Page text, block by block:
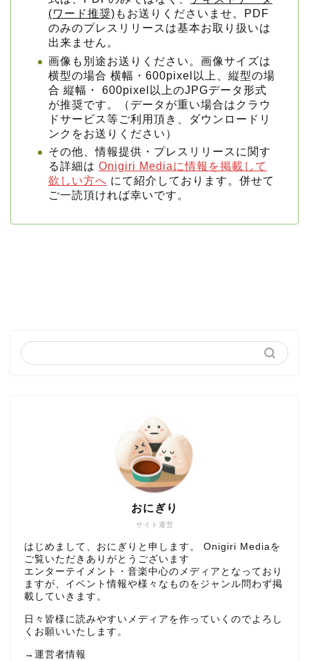
(ワード推奨) もお送りくださいませ。PDF
のみのプレスリリースは基本お取り扱いは
出来ません。
画像も別途お送りください。画像サイズは
横型の場合 横幅・600pixel以上、縦型の場
合 縦幅・ 600pixel以上のJPGデータ形式
が推奨です。（データが重い場合はクラウ
ドサービス等ご利用頂き、ダウンロードリ
ンクをお送りください）
その他、情報提供・プレスリリースに関す
る詳細は Onigiri Mediaに情報を掲載して
欲しい方へ にて紹介しております。併せて
ご一読頂ければ幸いです。
サイト運営
おにぎり
はじめまして、おにぎりと申します。 Onigiri Mediaを
ご覧いただきありがとうございます
エンターテイメント・音楽中心のメディアとなっており
ますが、イベント情報や様々なものをジャンル問わず掲
載していきます。
日々皆様に読みやすいメディアを作っていくのでよろし
くお願いいたします。
→ 運営者情報